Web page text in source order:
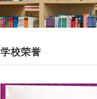
学校荣誉